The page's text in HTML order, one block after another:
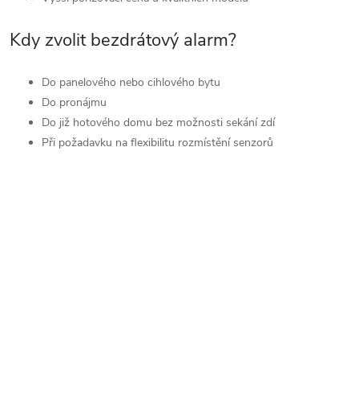
Kdy zvolit bezdrátový alarm?
Do panelového nebo cihlového bytu
Do pronájmu
Do již hotového domu bez možnosti sekání zdí
Při požadavku na flexibilitu rozmístění senzorů